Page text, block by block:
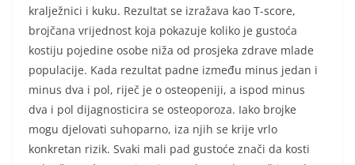
kralježnici i kuku. Rezultat se izražava kao T-score,
brojčana vrijednost koja pokazuje koliko je gustoća
kostiju pojedine osobe niža od prosjeka zdrave mlade
populacije. Kada rezultat padne između minus jedan i
minus dva i pol, riječ je o osteopeniji, a ispod minus
dva i pol dijagnosticira se osteoporoza. Iako brojke
mogu djelovati suhoparno, iza njih se krije vrlo
konkretan rizik. Svaki mali pad gustoće znači da kosti